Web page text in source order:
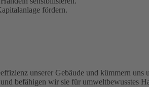
fördern.
unserer Gebäude und kümmern
befähigen wir sie für umweltbewusstes